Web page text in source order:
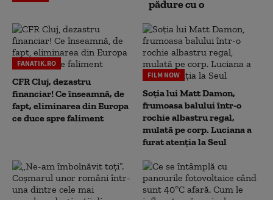
pădure cu o
FANATIK.RO
CFR Cluj, dezastru
financiar! Ce înseamnă, de
fapt, eliminarea din Europa
ce duce spre faliment
FILM NOW
Soția lui Matt Damon,
frumoasa balului într-o
rochie albastru regal,
mulată pe corp. Luciana a
furat atenția la Seul